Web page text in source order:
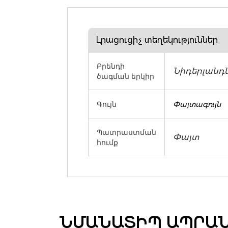
Լրացուցիչ տեղեկություններ
Բրենդի
ծագման երկիր
Գույն Փայտագույն
Պատրաստման
հումք
Փայտ
ՆՄԱՆԱՏԻՊ